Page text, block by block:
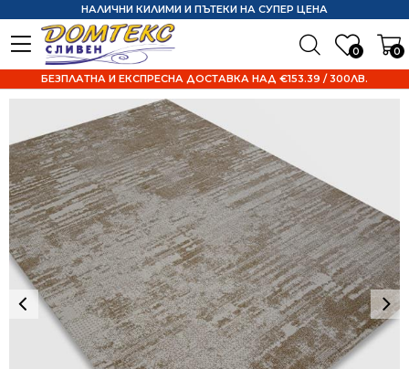
0 0
НАЛИЧНИ КИЛИМИ И ПЪТЕКИ НА СУПЕР ЦЕНА
БЕЗПЛАТНА И ЕКСПРЕСНА ДОСТАВКА НАД €153.39 / 300ЛВ.